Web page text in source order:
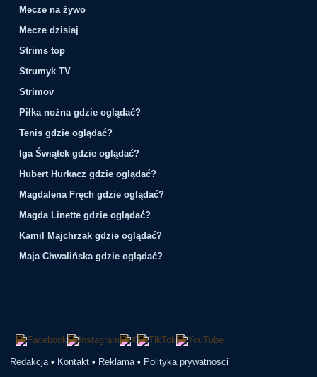
Mecze na żywo
Mecze dzisiaj
Strims top
Strumyk TV
Strimov
Piłka nożna gdzie oglądać?
Tenis gdzie oglądać?
Iga Świątek gdzie oglądać?
Hubert Hurkacz gdzie oglądać?
Magdalena Fręch gdzie oglądać?
Magda Linette gdzie oglądać?
Kamil Majchrzak gdzie oglądać?
Maja Chwalińska gdzie oglądać?
Redakcja • Kontakt • Reklama • Polityka prywatnosci